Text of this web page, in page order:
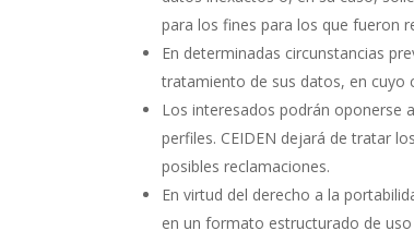
para los fines para los que fueron
En determinadas circunstancias
tratamiento de sus datos, en cuyo
Los interesados podrán oponerse
perfiles. CEIDEN dejará de tratar
posibles reclamaciones.
En virtud del derecho a la
en un formato estructurado de